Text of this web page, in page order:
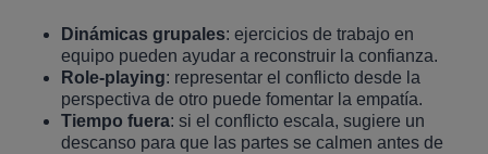
Dinámicas grupales: ejercicios de trabajo en
equipo pueden ayudar a reconstruir la confianza.
Role-playing: representar el conflicto desde la
perspectiva de otro puede fomentar la empatía.
Tiempo fuera: si el conflicto escala, sugiere un
descanso para que las partes se calmen antes de